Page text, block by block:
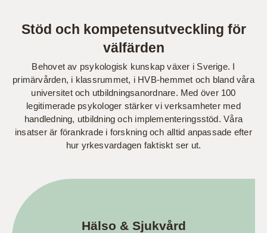
Stöd och kompetensutveckling för
välfärden
Behovet av psykologisk kunskap växer i Sverige. I
primärvården, i klassrummet, i HVB-hemmet och bland våra
universitet och utbildningsanordnare. Med över 100
legitimerade psykologer stärker vi verksamheter med
handledning, utbildning och implementeringsstöd. Våra
insatser är förankrade i forskning och alltid anpassade efter
hur yrkesvardagen faktiskt ser ut.
Hälso & Sjukvård